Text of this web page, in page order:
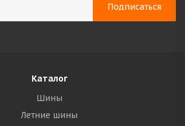
Каталог
Шины
Летние шины